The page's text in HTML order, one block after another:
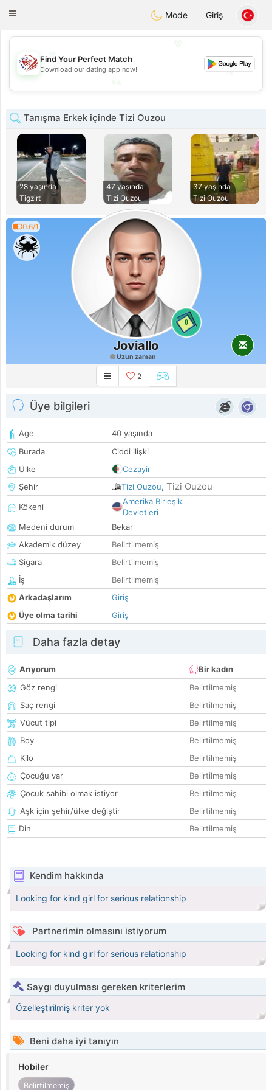
Dating
Toggle
Mode Giriş
💕
Find Your Perfect Match
Download our dating app now!
Tanışma Erkek içinde Tizi Ouzou
28 yaşında
Tigzirt
47 yaşında
Tizi Ouzou
37 yaşında
Tizi Ouzou
0.6/1
0
Joviallo
Uzun zaman
2
Üye bilgileri
Age
40 yaşında
Burada
Ciddi ilişki
Ülke
Cezayir
Şehir
Tizi Ouzou, Tizi Ouzou
Kökeni
Amerika Birleşik
Devletleri
Medeni durum
Bekar
Akademik düzey
Belirtilmemiş
Sigara
Belirtilmemiş
İş
Belirtilmemiş
Arkadaşlarım
Giriş
Üye olma tarihi
Giriş
Daha fazla detay
Arıyorum
Bir kadın
Göz rengi
Belirtilmemiş
Saç rengi
Belirtilmemiş
Vücut tipi
Belirtilmemiş
Boy
Belirtilmemiş
Kilo
Belirtilmemiş
Çocuğu var
Belirtilmemiş
Çocuk sahibi olmak istiyor
Belirtilmemiş
Aşk için şehir/ülke değiştir
Belirtilmemiş
Din
Belirtilmemiş
Kendim hakkında
Looking for kind girl for serious relationship
Partnerimin olmasını istiyorum
Looking for kind girl for serious relationship
Saygı duyulması gereken kriterlerim
Özelleştirilmiş kriter yok
Beni daha iyi tanıyın
Hobiler
Belirtilmemiş